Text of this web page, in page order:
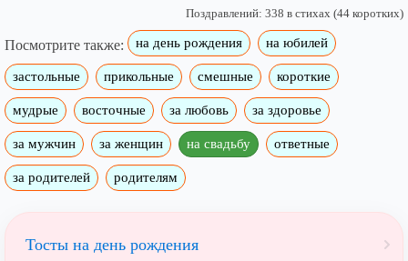
Поздравлений: 338 в стихах (44 коротких)
Посмотрите также: на день рождения на юбилей
застольные прикольные смешные короткие
мудрые восточные за любовь за здоровье
за мужчин за женщин на свадьбу ответные
за родителей родителям
Тосты на день рождения